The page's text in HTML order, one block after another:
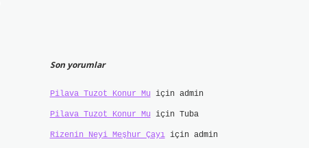
Son yorumlar
Pilava Tuzot Konur Muiçin admin
Pilava Tuzot Konur Muiçin Tuba
Rizenin Neyi Meşhur Çayıiçin admin